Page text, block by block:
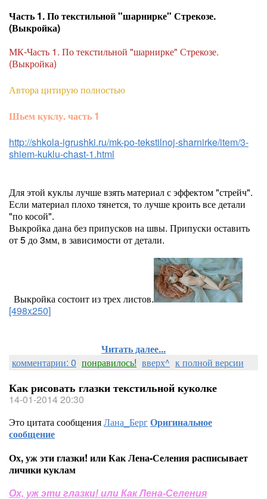
Часть 1. По текстильной "шарнирке" Стрекозе.
(Выкройка)
МК-Часть 1. По текстильной "шарнирке" Стрекозе.
(Выкройка)
Автора цитирую полностью
Шьем куклу. часть 1
http://shkola-igrushki.ru/mk-po-tekstilnoj-sharnirke/item/3-
shiem-kuklu-chast-1.html
Для этой куклы лучше взять материал с эффектом "стрейч".
Если материал плохо тянется, то лучше кроить все детали
"по косой".
Выкройка дана без припусков на швы. Припуски оставить
от 5 до 3мм, в зависимости от детали.
Выкройка состоит из трех листов.
[498x250]
Читать далее...
комментарии: 0 понравилось! вверх^ к полной версии
Как рисовать глазки текстильной куколке
14-01-2014 20:30
Это цитата сообщенияЛана_БергОригинальное
сообщение
Ох, уж эти глазки! или Как Лена-Селения расписывает
личики куклам
Ох, уж эти глазки! или Как Лена-Селения